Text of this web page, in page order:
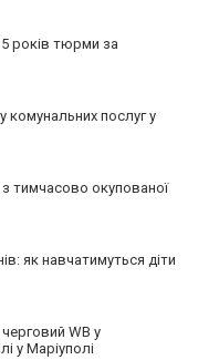
років тюрми за
комунальних послуг у
з тимчасово окупованої
як навчатимуться діти
WB у
у Маріуполі